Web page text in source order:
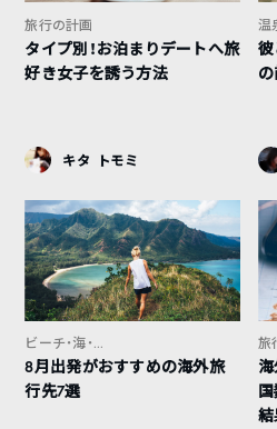
旅行の計画
タイプ別！お泊まりデートへ旅
好き女子を誘う方法
キタ トモミ
温
ビーチ・海・...
8月出発がおすすめの海外旅
行先7選
旅
結